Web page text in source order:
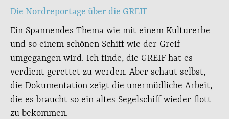
Die Nordreportage über die GREIF
Ein Spannendes Thema wie mit einem Kulturerbe
und so einem schönen Schiff wie der Greif
umgegangen wird. Ich finde, die GREIF hat es
verdient gerettet zu werden. Aber schaut selbst,
die Dokumentation zeigt die unermüdliche Arbeit,
die es braucht so ein altes Segelschiff wieder flott
zu bekommen.